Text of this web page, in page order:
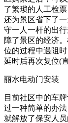
了繁琐的人工检
还为景区省下了
守一人一杆的出
障了景区的经济
位的过程中遇阻
延时后再次复位(
丽水电动门安装
目前社区中的车
过一种简单的办
就解放了保安人